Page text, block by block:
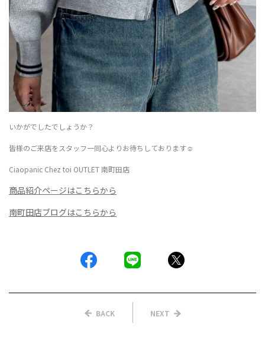
いかがでしたでしょうか？
皆様のご来店をスタッフ一同心よりお待ちしております☺️
Ciaopanic Chez toi OUTLET 南町田店
商品紹介ページはこちらから
南町田店ブログはこちらから
BACK NEXT